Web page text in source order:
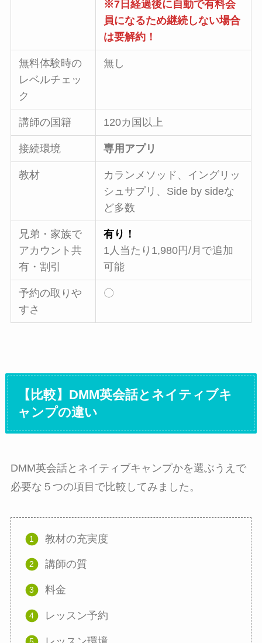
※7日経過後に自動で有料会
員になるため継続しない場合
は要解約！
無料体験時の
レベルチェッ
ク
無し
講師の国籍 120カ国以上
接続環境 専用アプリ
教材
カランメソッド、イングリッ
シュサプリ、Side by sideな
ど多数
兄弟・家族で
アカウント共
有・割引
有り！
1人当たり1,980円/月で追加
可能
予約の取りや
すさ
〇
【比較】DMM英会話とネイティブキ
ャンプの違い
DMM英会話とネイティブキャンプかを選ぶうえで
必要な５つの項目で比較してみました。
教材の充実度
講師の質
料金
レッスン予約